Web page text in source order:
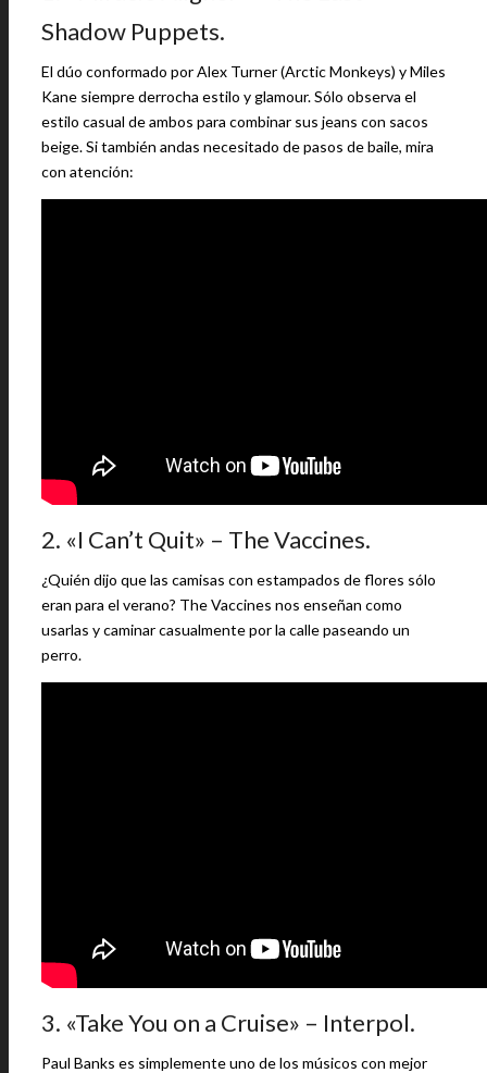
Shadow Puppets.
El dúo conformado por Alex Turner (Arctic Monkeys) y Miles
Kane siempre derrocha estilo y glamour. Sólo observa el
estilo casual de ambos para combinar sus jeans con sacos
beige. Si también andas necesitado de pasos de baile, mira
con atención:
2. «I Can’t Quit» – The Vaccines.
¿Quién dijo que las camisas con estampados de flores sólo
eran para el verano? The Vaccines nos enseñan como
usarlas y caminar casualmente por la calle paseando un
perro.
3. «Take You on a Cruise» – Interpol.
Paul Banks es simplemente uno de los músicos con mejor